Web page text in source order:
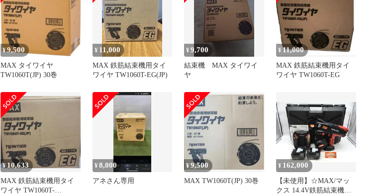
¥9,500
MAX タイワイヤ
TW1060T(JP) 30巻
¥ 11,000
MAX 鉄筋結束機用タイ
ワイヤ TW1060T-EG(JP)
¥9,700
結束機 MAX タイワイ
ヤ
¥ 11,000
MAX 鉄筋結束機用タイ
ワイヤ TW1060T-EG
¥ 10,633
MAX 鉄筋結束機用タイ
ワイヤ TW1060T-
¥8,000
アネさん専用
¥9,500
MAX TW1060T(JP) 30巻
¥ 162,000
【未使用】☆MAX/マッ
クス 14.4V鉄筋結束機ツ